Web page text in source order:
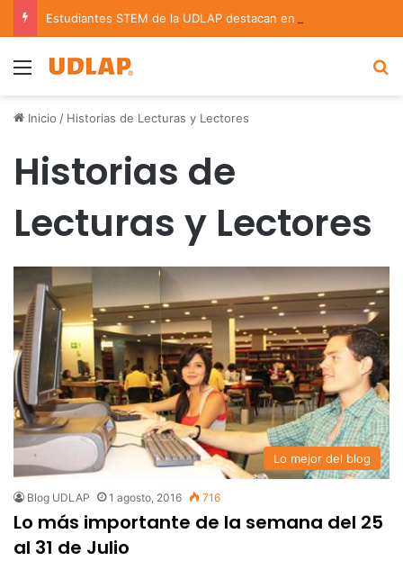
Menu
Inicio / Historias de Lecturas y Lectores
Historias de
Lecturas y Lectores
Lo mejor del blog
Blog UDLAP 1 agosto, 2016 716
Lo más importante de la semana del 25
al 31 de Julio